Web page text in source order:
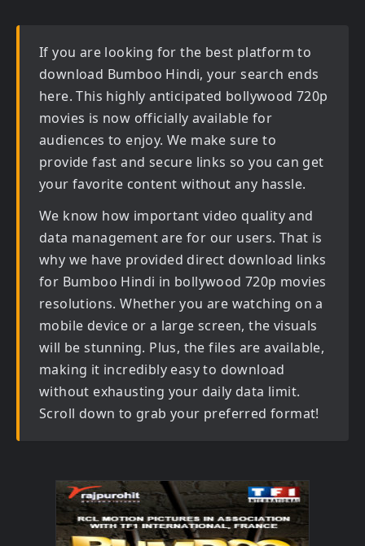
If you are looking for the best platform to
download Bumboo Hindi, your search ends
here. This highly anticipated bollywood 720p
movies is now officially available for
audiences to enjoy. We make sure to
provide fast and secure links so you can get
your favorite content without any hassle.
We know how important video quality and
data management are for our users. That is
why we have provided direct download links
for Bumboo Hindi in bollywood 720p movies
resolutions. Whether you are watching on a
mobile device or a large screen, the visuals
will be stunning. Plus, the files are available,
making it incredibly easy to download
without exhausting your daily data limit.
Scroll down to grab your preferred format!